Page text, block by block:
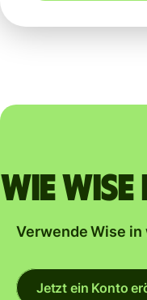
Wie
Verwende Wise
Jetzt ein Konto